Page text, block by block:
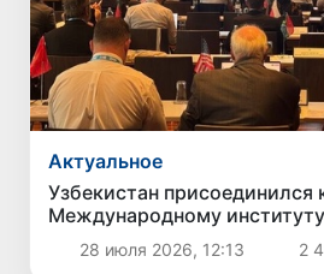
Актуальное
Узбекистан присоединился
Международному
шаг к глобальным
промышленности
28 июля 2026, 12:13 2